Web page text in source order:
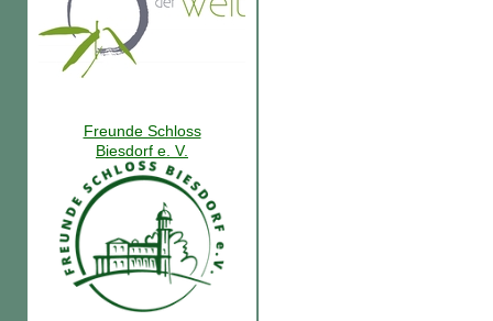
Freunde Schloss
Biesdorf e. V.